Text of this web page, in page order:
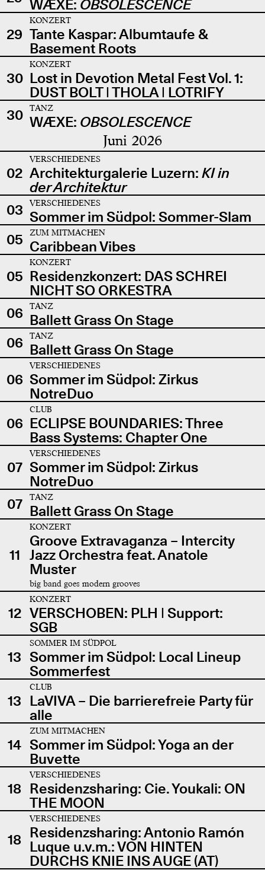
WÆXE: OBSOLESCENCE
29
KONZERT
Tante Kaspar: Albumtaufe &
Basement Roots
30
KONZERT
Lost in Devotion Metal Fest Vol. 1:
DUST BOLT | THOLA | LOTRIFY
30
TANZ
WÆXE: OBSOLESCENCE
Juni 2026
02
VERSCHIEDENES
Architekturgalerie Luzern: KI in
der Architektur
03
VERSCHIEDENES
Sommer im Südpol: Sommer-Slam
05
ZUM MITMACHEN
Caribbean Vibes
05
KONZERT
Residenzkonzert: DAS SCHREI
NICHT SO ORKESTRA
06
TANZ
Ballett Grass On Stage
06
TANZ
Ballett Grass On Stage
06
VERSCHIEDENES
Sommer im Südpol: Zirkus
NotreDuo
06
CLUB
ECLIPSE BOUNDARIES: Three
Bass Systems: Chapter One
07
VERSCHIEDENES
Sommer im Südpol: Zirkus
NotreDuo
07
TANZ
Ballett Grass On Stage
11
KONZERT
Groove Extravaganza – Intercity
Jazz Orchestra feat. Anatole
Muster
big band goes modern grooves
12
KONZERT
VERSCHOBEN: PLH | Support:
SGB
13
SOMMER IM SÜDPOL
Sommer im Südpol: Local Lineup
Sommerfest
13
CLUB
LaVIVA – Die barrierefreie Party für
alle
14
ZUM MITMACHEN
Sommer im Südpol: Yoga an der
Buvette
18
VERSCHIEDENES
Residenzsharing: Cie. Youkali: ON
THE MOON
18
VERSCHIEDENES
Residenzsharing: Antonio Ramón
Luque u.v.m.: VON HINTEN
DURCHS KNIE INS AUGE (AT)